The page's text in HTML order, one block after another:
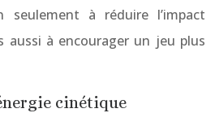
seulement à réduire l’impact
aussi à encourager un jeu plus
cinétique